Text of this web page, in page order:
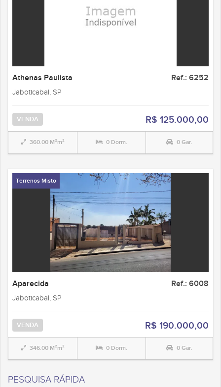
Athenas Paulista Ref.: 6252
Jaboticabal, SP
VENDA R$ 125.000,00
360.00 M²m² 0 Dorm. 0 Gar.
Terrenos Misto
Aparecida Ref.: 6008
Jaboticabal, SP
VENDA R$ 190.000,00
346.00 M²m² 0 Dorm. 0 Gar.
PESQUISA RÁPIDA